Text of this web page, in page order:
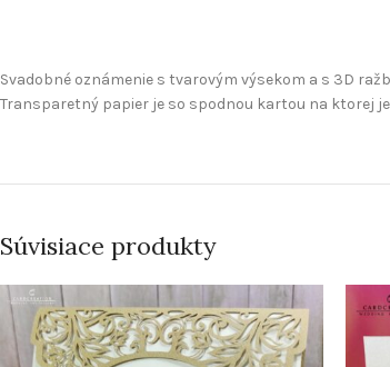
Svadobné oznámenie s tvarovým výsekom a s 3D
Transparetný papier je so spodnou kartou na ktorej
Súvisiace produkty